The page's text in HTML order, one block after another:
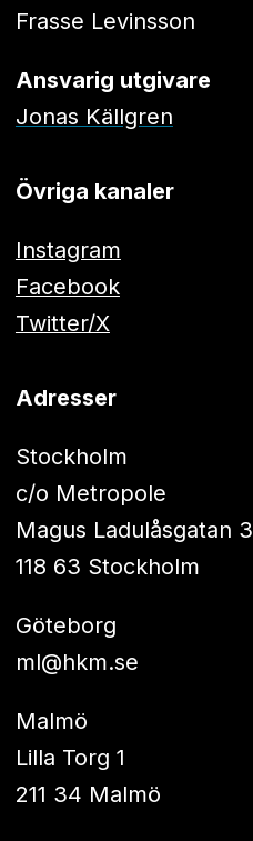
Frasse Levinsson
Ansvarig utgivare
Jonas Källgren
Övriga kanaler
Instagram
Facebook
Twitter/X
Adresser
Stockholm
c/o Metropole
Magus Ladulåsgatan 3
118 63 Stockholm
Göteborg
ml@hkm.se
Malmö
Lilla Torg 1
211 34 Malmö